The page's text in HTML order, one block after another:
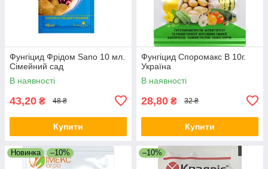
Фунгіцид Фрідом Sano 10 мл.
Сімейний сад
В наявності
43,20 ₴ 48 ₴
Купити
Фунгіцид Споромакс В 10г.
Україна
В наявності
28,80 ₴ 32 ₴
Купити
Новинка –10% –10%